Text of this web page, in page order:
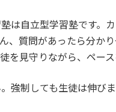
は自立型学習塾です。
、質問があったら分か
を見守りながら、ペー
強制しても生徒は伸び